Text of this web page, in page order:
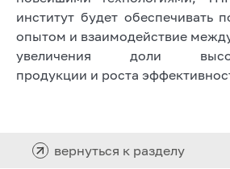
институт будет обеспечивать
опытом и взаимодействие
увеличения доли
продукции и роста
вернуться к разделу